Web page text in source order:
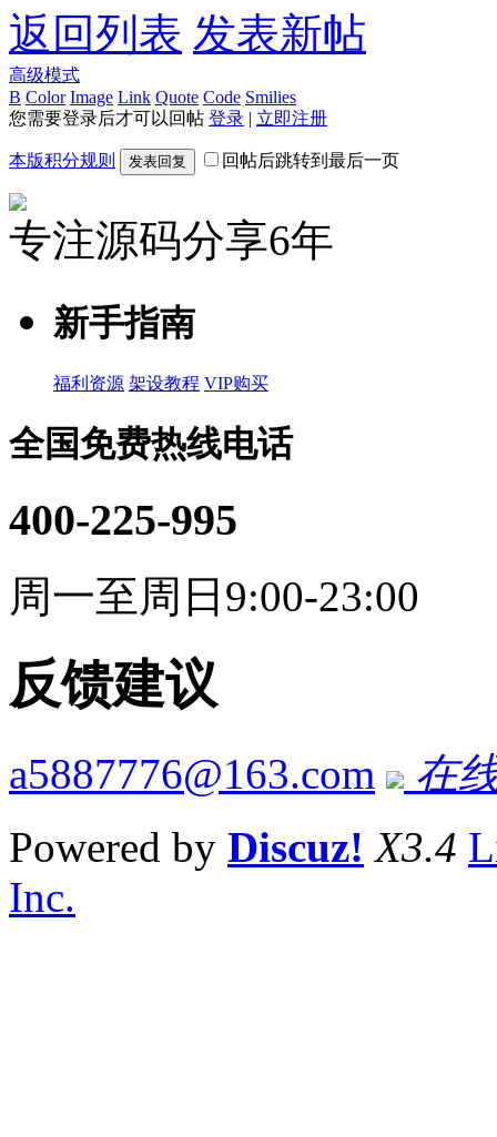
返回列表 发表新帖
高级模式
B Color Image Link Quote Code Smilies
您需要登录后才可以回帖 登录 | 立即注册
本版积分规则 发表回复 回帖后跳转到最后一页
专注源码分享6年
新手指南
福利资源 架设教程 VIP购买
全国免费热线电话
400-225-995
周一至周日9:00-23:00
反馈建议
a5887776@163.com
在
Powered by Discuz! X3.4
Inc.